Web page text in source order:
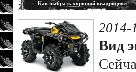
Как выбрать хороший квадроцикл
2014-
Вид